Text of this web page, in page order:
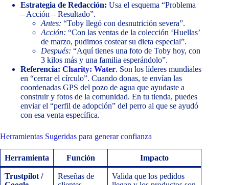
Estrategia de Redacción: Usa el esquema “Problema
– Acción – Resultado”.
Antes: “Toby llegó con desnutrición severa”.
Acción: “Con las ventas de la colección ‘Huellas’
de marzo, pudimos costear su dieta especial”.
Después: “Aquí tienes una foto de Toby hoy, con
3 kilos más y una familia esperándolo”.
Referencia: Charity: Water. Son los líderes mundiales
en “cerrar el círculo”. Cuando donas, te envían las
coordenadas GPS del pozo de agua que ayudaste a
construir y fotos de la comunidad. En tu tienda, puedes
enviar el “perfil de adopción” del perro al que se ayudó
con esa venta específica.
Herramientas Sugeridas para generar confianza
Herramienta Función Impacto
Trustpilot /
Reseñas de
Valida que los pedidos